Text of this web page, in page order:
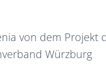
von dem Projekt
Würzburg